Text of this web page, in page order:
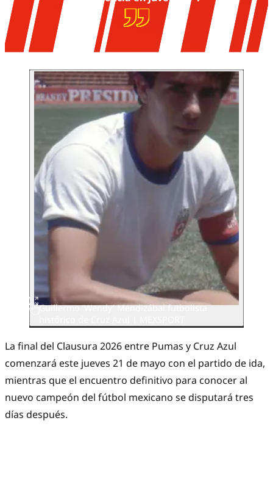
Guillermo ‘Wendy’ Mendizábal futbolista
La final del Clausura 2026 entre Pumas y Cruz Azul
comenzará este jueves 21 de mayo con el partido de ida,
mientras que el encuentro definitivo para conocer al
nuevo campeón del fútbol mexicano se disputará tres
días después.